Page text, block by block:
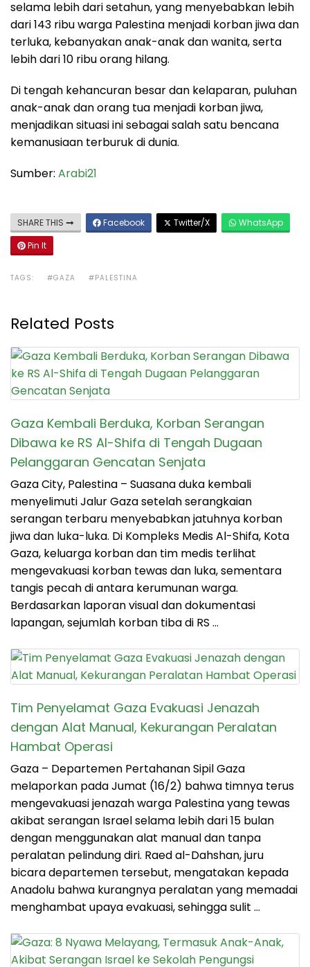
selama lebih dari setahun, yang menyebabkan lebih
dari 143 ribu warga Palestina menjadi korban jiwa dan
terluka, kebanyakan anak-anak dan wanita, serta
lebih dari 10 ribu orang hilang.
Di tengah kehancuran besar dan kelaparan, puluhan
anak-anak dan orang tua menjadi korban jiwa,
menjadikan situasi ini sebagai salah satu bencana
kemanusiaan terburuk di dunia.
Sumber: Arabi21
SHARE THIS Facebook Twitter/X
WhatsApp
Pin It
TAGS: #GAZA #PALESTINA
Related Posts
Gaza Kembali Berduka, Korban Serangan
Dibawa ke RS Al-Shifa di Tengah Dugaan
Pelanggaran Gencatan Senjata
Gaza City, Palestina – Suasana duka kembali
menyelimuti Jalur Gaza setelah serangkaian
serangan terbaru menyebabkan jatuhnya korban
jiwa dan luka-luka. Di Kompleks Medis Al-Shifa, Kota
Gaza, keluarga korban dan tim medis terlihat
mengevakuasi korban tewas dan luka, sementara
tangis pecah di antara kerumunan warga.
Berdasarkan laporan visual dan dokumentasi
lapangan, sejumlah korban tiba di RS …
Tim Penyelamat Gaza Evakuasi Jenazah
dengan Alat Manual, Kekurangan Peralatan
Hambat Operasi
Gaza – Departemen Pertahanan Sipil Gaza
melaporkan pada Jumat (16/2) bahwa timnya terus
mengevakuasi jenazah warga Palestina yang tewas
akibat serangan Israel selama lebih dari 15 bulan
dengan menggunakan alat manual dan tanpa
peralatan pelindung diri. Raed al-Dahshan, juru
bicara departemen tersebut, mengatakan kepada
Anadolu bahwa kurangnya peralatan yang memadai
menghambat upaya evakuasi, sehingga sulit …